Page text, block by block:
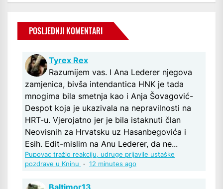
POSLJEDNJI KOMENTARI
Tyrex Rex
Razumijem vas. I Ana Lederer njegova
zamjenica, bivša intendantica HNK je tada
mnogima bila smetnja kao i Anja Šovagović-
Despot koja je ukazivala na nepravilnosti na
HRT-u. Vjerojatno jer je bila istaknuti član
Neovisnih za Hrvatsku uz Hasanbegovića i
Esih. Edit-mislim na Anu Lederer, da ne...
Pupovac tražio reakciju, udruge prijavile ustaške
pozdrave u Kninu
· 12 minutes ago
Baltimor13